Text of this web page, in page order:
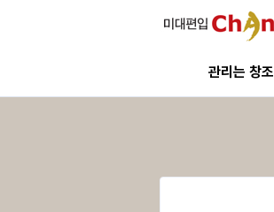
관리는 창조